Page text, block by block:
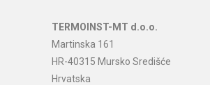
TERMOINST-MT d.o.o.
Martinska 161
HR-40315 Mursko Središće
Hrvatska